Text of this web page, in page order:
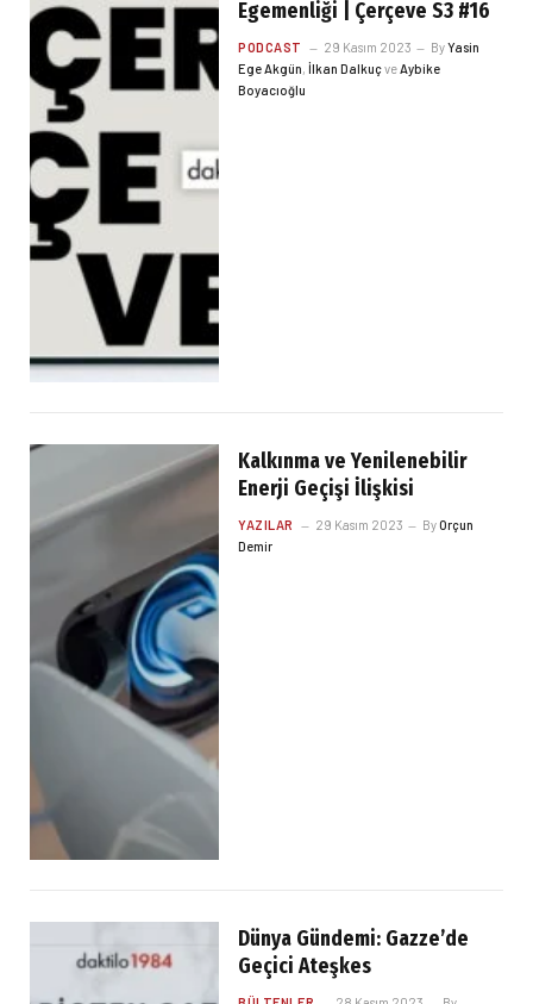
Egemenliği | Çerçeve S3 #16
PODCAST 29 Kasım 2023 ByYasin
Ege Akgün,İlkan DalkuçveAybike
Boyacıoğlu
Kalkınma ve Yenilenebilir
Enerji Geçişi İlişkisi
YAZILAR 29 Kasım 2023 ByOrçun
Demir
Dünya Gündemi: Gazze’de
Geçici Ateşkes